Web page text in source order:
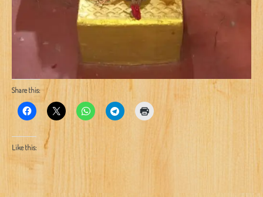
Share this:
Like this: